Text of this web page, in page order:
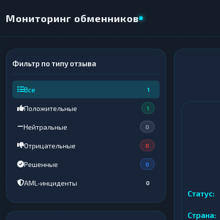
Мониторинг обменников
Статус:
Страна:
Фильтр по типу отзыва
Все 1
Положительные 1
Нейтральные 0
Отрицательные 0
Решенные 0
AML-инциденты 0
НАПРАВЛЕНИЕ ОБМЕНА
★ ИЗБРАННОЕ
ПОЛУЧАЕТЕ